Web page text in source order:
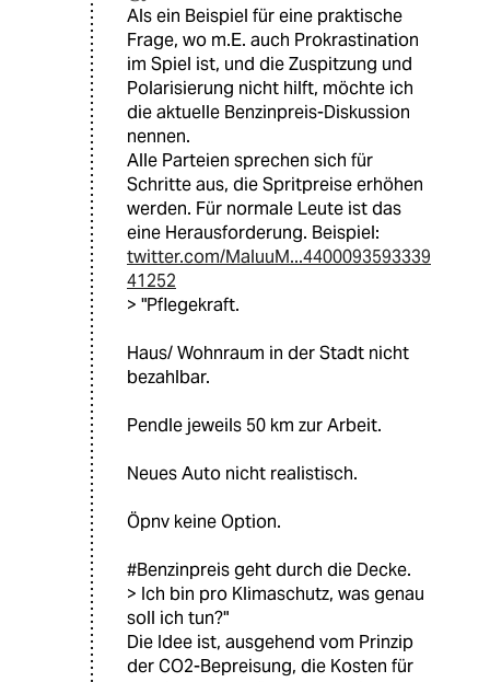
Als ein Beispiel für eine praktische
Frage, wo m.E. auch Prokrastination
im Spiel ist, und die Zuspitzung und
Polarisierung nicht hilft, möchte ich
die aktuelle Benzinpreis-Diskussion
nennen.
Alle Parteien sprechen sich für
Schritte aus, die Spritpreise erhöhen
werden. Für normale Leute ist das
eine Herausforderung. Beispiel:
twitter.com/MaluuM...4400093593339
41252
> "Pflegekraft.
Haus/ Wohnraum in der Stadt nicht
bezahlbar.
Pendle jeweils 50 km zur Arbeit.
Neues Auto nicht realistisch.
Öpnv keine Option.
#Benzinpreis geht durch die Decke.
> Ich bin pro Klimaschutz, was genau
soll ich tun?"
Die Idee ist, ausgehend vom Prinzip
der CO2-Bepreisung, die Kosten für